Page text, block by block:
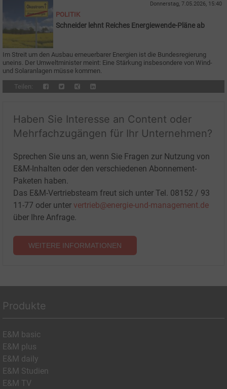
Donnerstag, 7.05.2026, 15:40
POLITIK
Schneider lehnt Reiches Energiewende-Pläne ab
Im Streit um den Ausbau erneuerbarer Energien ist die Bundesregierung
uneins. Der Umweltminister meint: Eine Stärkung insbesondere von Wind-
und Solaranlagen müsse kommen.
Teilen:
Haben Sie Interesse an Content oder
Mehrfachzugängen für Ihr Unternehmen?
Sprechen Sie uns an, wenn Sie Fragen zur Nutzung von
E&M-Inhalten oder den verschiedenen Abonnement-
Paketen haben.
Das E&M-Vertriebsteam freut sich unter Tel. 08152 / 93
11-77 oder unter vertrieb@energie-und-management.de
über Ihre Anfrage.
WEITERE INFORMATIONEN
Produkte
E&M basic
E&M plus
E&M daily
E&M Studien
E&M TV